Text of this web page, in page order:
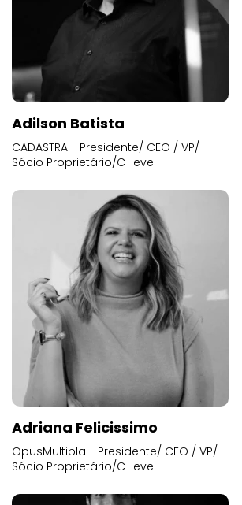
Adilson Batista
CADASTRA - Presidente/ CEO / VP/
Sócio Proprietário/C-level
Adriana Felicissimo
OpusMultipla - Presidente/ CEO / VP/
Sócio Proprietário/C-level